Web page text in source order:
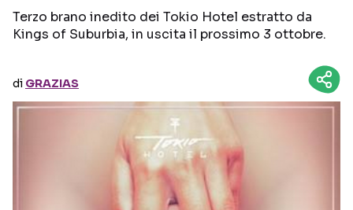
Seguici sui social
Terzo brano inedito dei Tokio Hotel estratto da
Kings of Suburbia, in uscita il prossimo 3 ottobre.
di GRAZIAS